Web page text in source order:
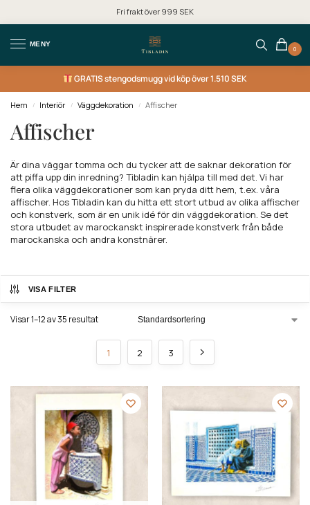
Fri frakt över 999 SEK
MENY
0
GRATISstengodsmugg vid köp över 1.510 SEK
Hem / Interiör / Väggdekoration / Affischer
Affischer
Är dina väggar tomma och du tycker att de saknar dekoration för
att piffa upp din inredning? Tibladin kan hjälpa till med det. Vi har
flera olika väggdekorationer som kan pryda ditt hem, t.ex. våra
affischer. Hos Tibladin kan du hitta ett stort utbud av olika affischer
och konstverk, som är en unik idé för din väggdekoration. Se det
stora utbudet av marockanskt inspirerade konstverk från både
marockanska och andra konstnärer.
VISA FILTER
Visar 1–12 av 35 resultat
1 2 3